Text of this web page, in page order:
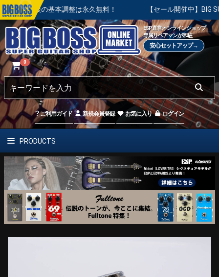
の基本調整は永久無料！ 【セール開催中】BIG SUMMER
ESP直営オンラインショップ
専属リペアマンが常駐
安心セットアップ→
0
ご利用ガイド 新規会員登録 お気に入り ログイン
PRODUCTS